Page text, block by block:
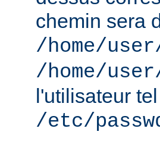
chemin sera
/home/
/home/
l'utilisateur
/etc/